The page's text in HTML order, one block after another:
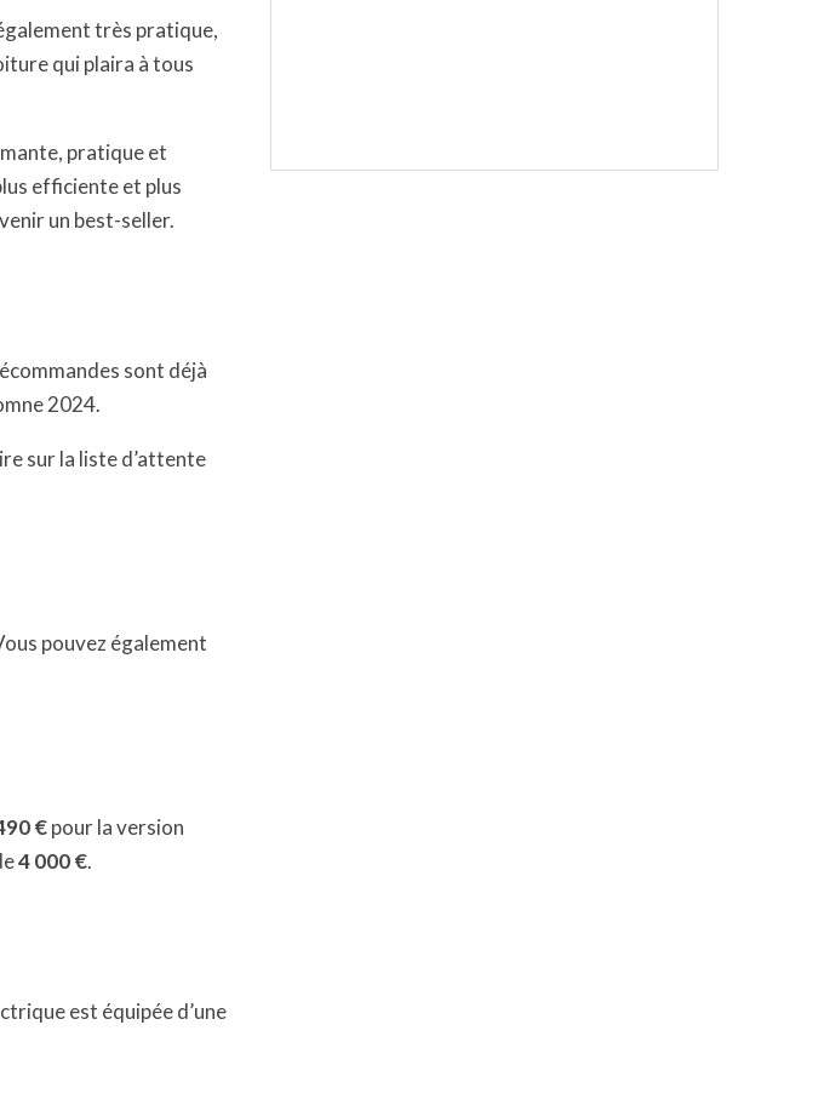
très pratique,
qui plaira à tous
pratique et
efficiente et plus
un best-seller.
sont déjà
2024.
sur la liste d’attente
pouvez également
€pour la version
4 000 €.
est équipée d’une